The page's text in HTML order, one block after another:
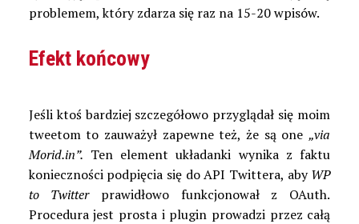
problemem, który zdarza się raz na 15-20 wpisów.
Efekt końcowy
Jeśli ktoś bardziej szczegółowo przyglądał się moim
tweetom to zauważył zapewne też, że są one„via
Morid.in”. Ten element układanki wynika z faktu
konieczności podpięcia się do API Twittera, abyWP
to Twitterprawidłowo funkcjonował z OAuth.
Procedura jest prosta i plugin prowadzi przez całą